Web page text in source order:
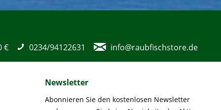
€ 0234/94122631 info@raubfischstore.de
Newsletter
Abonnieren Sie den kostenlosen Newsletter